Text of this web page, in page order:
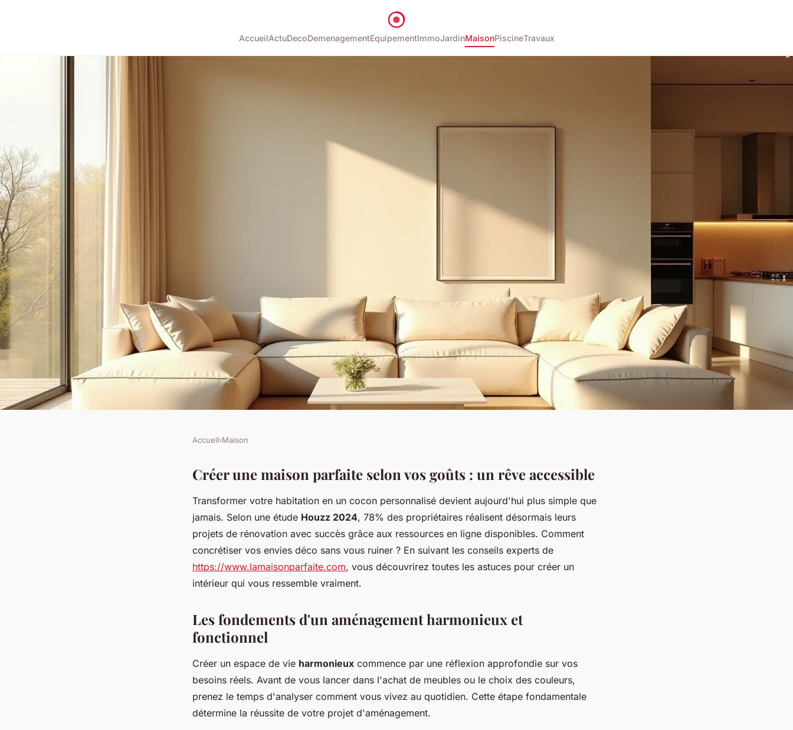
AccueilActuDecoDemenagementEquipementImmoJardinMaisonPiscineTravaux
La maison parfaite : transformez votre
espace en rêve
Accueil›Maison
Créer une maison parfaite selon vos goûts : un rêve accessible
Transformer votre habitation en un cocon personnalisé devient aujourd'hui plus simple que
jamais. Selon une étude Houzz 2024, 78% des propriétaires réalisent désormais leurs
projets de rénovation avec succès grâce aux ressources en ligne disponibles. Comment
concrétiser vos envies déco sans vous ruiner ? En suivant les conseils experts de
https://www.lamaisonparfaite.com, vous découvrirez toutes les astuces pour créer un
intérieur qui vous ressemble vraiment.
Les fondements d'un aménagement harmonieux et
fonctionnel
Créer un espace de vie harmonieux commence par une réflexion approfondie sur vos
besoins réels. Avant de vous lancer dans l'achat de meubles ou le choix des couleurs,
prenez le temps d'analyser comment vous vivez au quotidien. Cette étape fondamentale
détermine la réussite de votre projet d'aménagement.